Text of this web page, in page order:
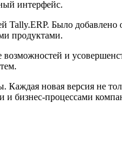
интерфейс.
Tally.ERP. Было
продуктами.
и
Каждая новая версия не
и бизнес-процессами